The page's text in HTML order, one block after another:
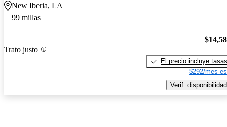
New Iberia, LA
99 millas
Trato justo
El precio incluye tasas
$292/mes
Verif. disponibilidad